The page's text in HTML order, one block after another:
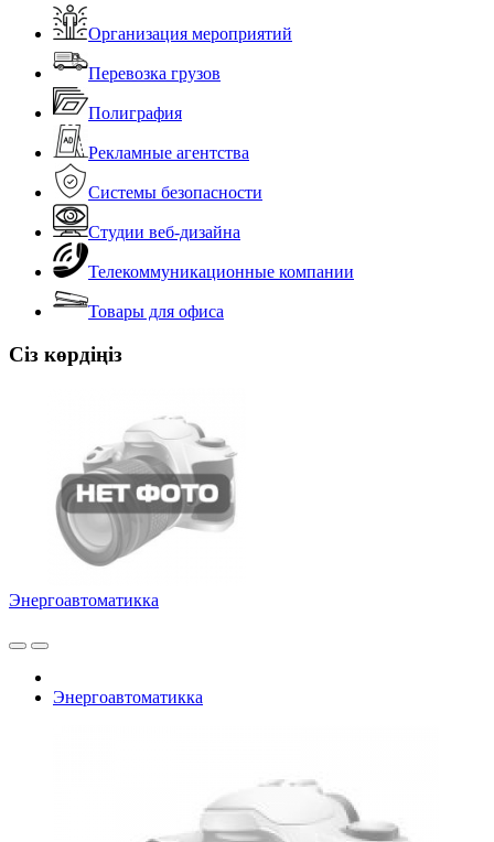
Организация мероприятий
Перевозка грузов
Полиграфия
Рекламные агентства
Системы безопасности
Студии веб-дизайна
Телекоммуникационные компании
Товары для офиса
Сіз көрдіңіз
Энергоавтоматикка
Энергоавтоматикка